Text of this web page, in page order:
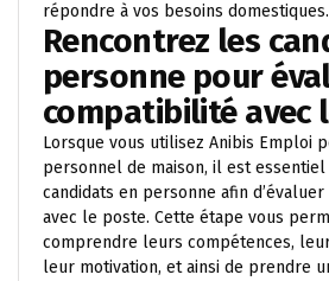
répondre à vos besoins domestiques.
Rencontrez les
personne pour
compatibilité avec
Lorsque vous utilisez Anibis Emploi
personnel de maison, il est
candidats en personne afin
avec le poste. Cette étape vous
comprendre leurs compétences,
leur motivation, et ainsi de prendre